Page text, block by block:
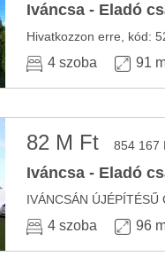
Iváncsa - Eladó
4 szoba 91
82 M Ft 854 167
Iváncsa - Eladó
4 szoba 96